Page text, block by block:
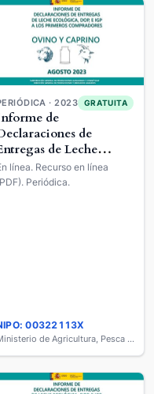
· 2023 GRATUITA
de
de
de Leche
DOP E IGP a
Primeros
línea. Recurso en línea
Periódica.
00322113X
Ministerio de Agricultura, Pesca y Alimentación